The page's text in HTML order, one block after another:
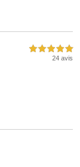
5,0 étoiles sur 5
24 avis